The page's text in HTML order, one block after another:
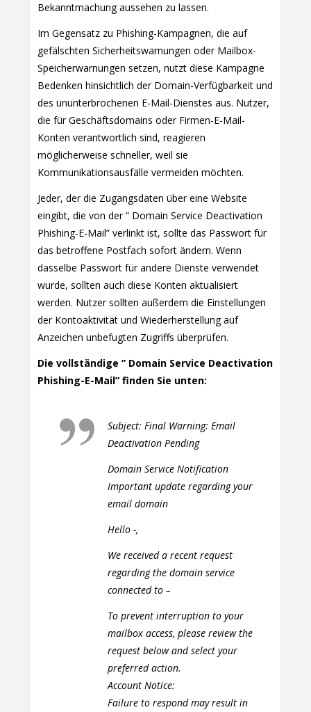
Bekanntmachung aussehen zu lassen.
Im Gegensatz zu Phishing-Kampagnen, die auf
gefälschten Sicherheitswarnungen oder Mailbox-
Speicherwarnungen setzen, nutzt diese Kampagne
Bedenken hinsichtlich der Domain-Verfügbarkeit und
des ununterbrochenen E-Mail-Dienstes aus. Nutzer,
die für Geschäftsdomains oder Firmen-E-Mail-
Konten verantwortlich sind, reagieren
möglicherweise schneller, weil sie
Kommunikationsausfälle vermeiden möchten.
Jeder, der die Zugangsdaten über eine Website
eingibt, die von der ” Domain Service Deactivation
Phishing-E-Mail” verlinkt ist, sollte das Passwort für
das betroffene Postfach sofort ändern. Wenn
dasselbe Passwort für andere Dienste verwendet
wurde, sollten auch diese Konten aktualisiert
werden. Nutzer sollten außerdem die Einstellungen
der Kontoaktivität und Wiederherstellung auf
Anzeichen unbefugten Zugriffs überprüfen.
Die vollständige ” Domain Service Deactivation
Phishing-E-Mail” finden Sie unten:
Subject: Final Warning: Email
Deactivation Pending
Domain Service Notification
Important update regarding your
email domain
Hello -,
We received a recent request
regarding the domain service
connected to –
To prevent interruption to your
mailbox access, please review the
request below and select your
preferred action.
Account Notice:
Failure to respond may result in